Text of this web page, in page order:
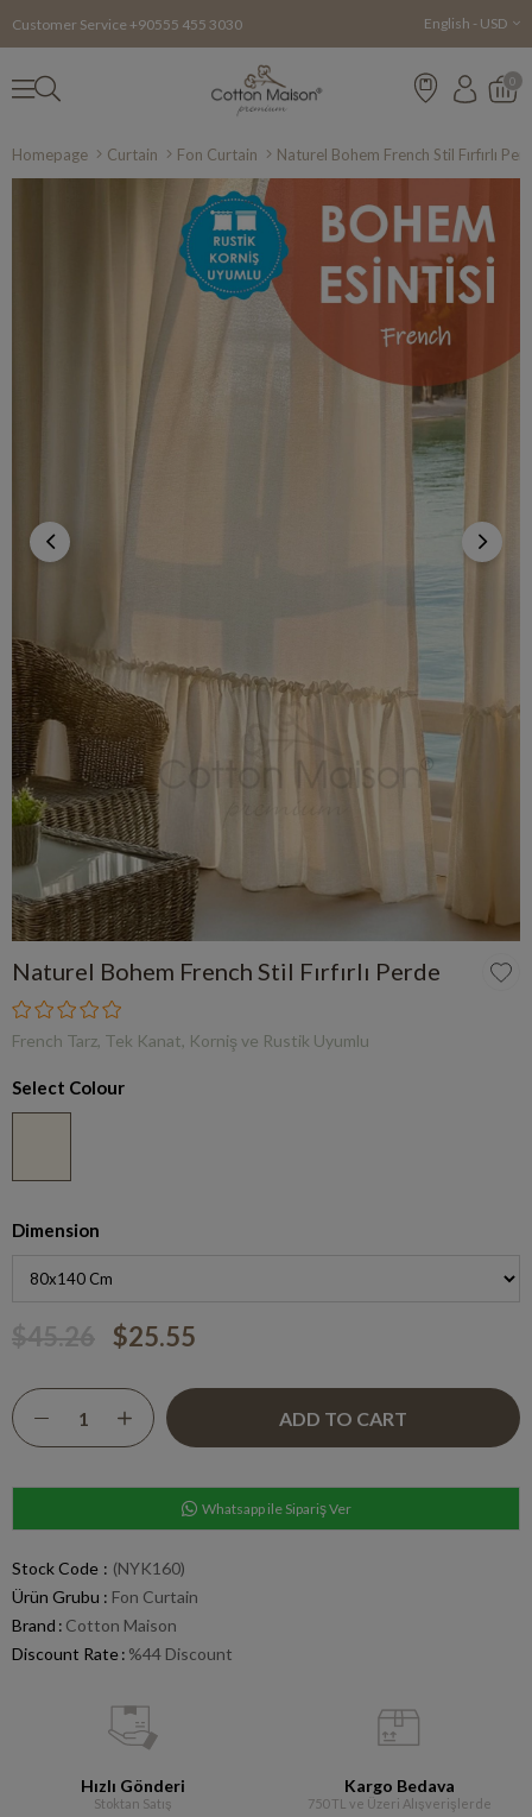
Customer Service +90555 455 3030 English - USD
0
Homepage Curtain Fon Curtain Naturel Bohem French Stil Fırfırlı
Naturel Bohem French Stil Fırfırlı Perde
French Tarz, Tek Kanat, Korniş ve Rustik Uyumlu
Select Colour
Dimension
$25.55
Whatsapp ile Sipariş Ver
Stock Code
(NYK160)
Ürün Grubu : Fon Curtain
Brand : Cotton Maison
Discount Rate: %44 Discount
Hızlı Gönderi
Stoktan Satış
Kargo Bedava
750 TL ve Üzeri Alışverişlerde